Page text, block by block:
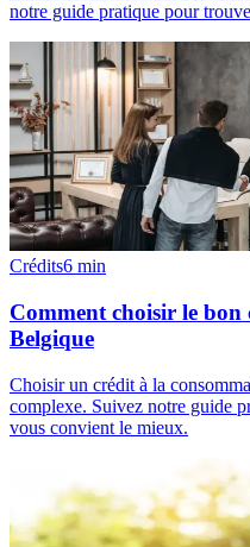
notre guide pratique pour
Crédits6 min
Comment choisir le
Belgique
Choisir un crédit à la
complexe. Suivez notre guide
vous convient le mieux.